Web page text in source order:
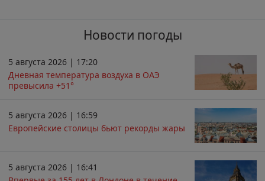
Новости погоды
5 августа 2026 | 17:20
Дневная температура воздуха в ОАЭ
превысила +51°
5 августа 2026 | 16:59
Европейские столицы бьют рекорды жары
5 августа 2026 | 16:41